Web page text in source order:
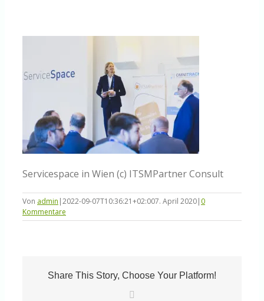
Community
Shop
Servicespace in Wien (c) ITSMPartner Consult
Von admin |2022-09-07T10:36:21+02:007. April 2020| 0
Kommentare
Share This Story, Choose Your Platform!